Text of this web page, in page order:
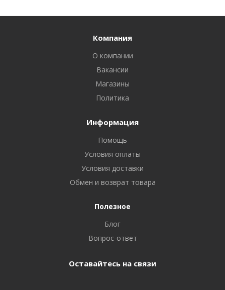
Компания
О компании
Вакансии
Магазины
Политика
Информация
Помощь
Условия оплаты
Условия доставки
Обмен и возврат товара
Полезное
Блог
Вопрос-ответ
Оставайтесь на связи